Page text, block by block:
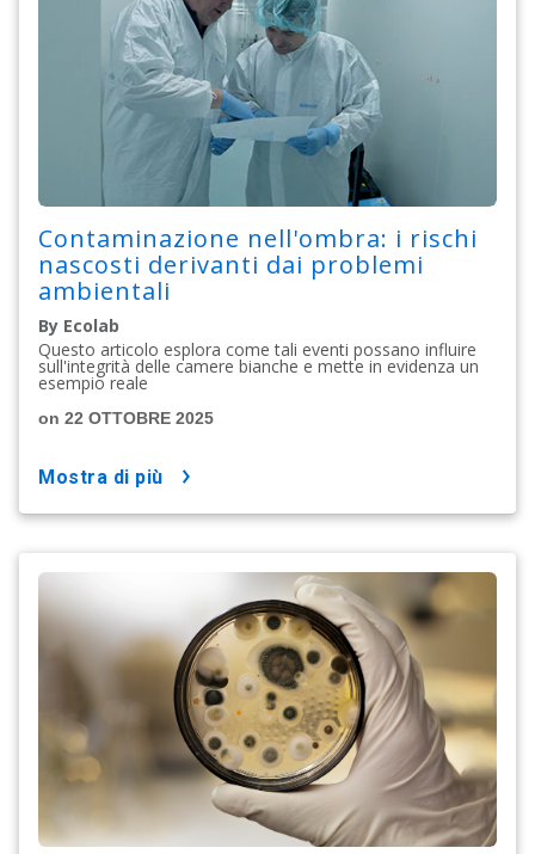
Contaminazione nell'ombra: i rischi
nascosti derivanti dai problemi
ambientali
By Ecolab
Questo articolo esplora come tali eventi possano influire
sull'integrità delle camere bianche e mette in evidenza un
esempio reale
on 22 OTTOBRE 2025
mostra di più